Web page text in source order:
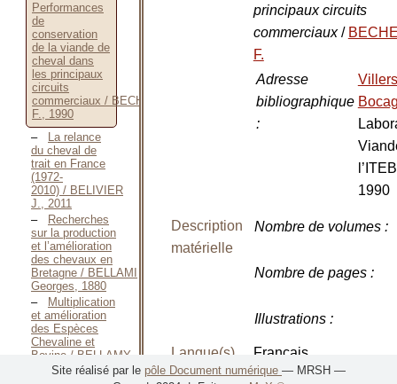
Performances
de
conservation
de la viande de
cheval dans
les principaux
circuits
commerciaux / BECHEREL
F., 1990
La relance
du cheval de
trait en France
(1972-
2010) / BELIVIER
J., 2011
Recherches
sur la production
et l’amélioration
des chevaux en
Bretagne / BELLAMI
Georges, 1880
Multiplication
et amélioration
des Espèces
Chevaline et
Bovine / BELLAMY
Pierre, 1854
principaux circuits
commerciaux/
F.
Adresse
bibliographique
:
1990
Description
matérielle
Nombre de volumes:
Nombre de pages:
Illustrations:
Langue(s) Français
Site réalisé par le pôle Document numérique — MRSH —